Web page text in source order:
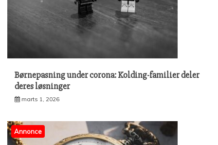
Børnepasning under corona: Kolding-familier deler
deres løsninger
marts 1, 2026
Annonce